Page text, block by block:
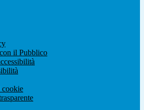
il Pubblico
cookie